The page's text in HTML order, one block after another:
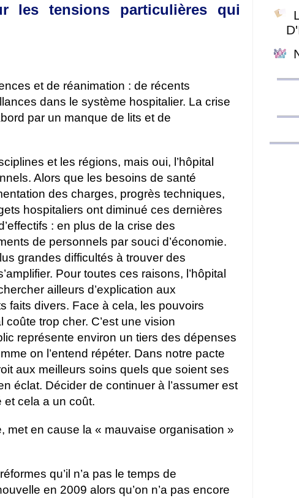
les tensions particulières qui
et de réanimation : de récents
dans le système hospitalier. La crise
par un manque de lits et de
et les régions, mais oui, l’hôpital
Alors que les besoins de santé
des charges, progrès techniques,
hospitaliers ont diminué ces dernières
: en plus de la crise des
de personnels par souci d’économie.
grandes difficultés à trouver des
Pour toutes ces raisons, l’hôpital
ailleurs d’explication aux
faits divers. Face à cela, les pouvoirs
trop cher. C’est une vision
représente environ un tiers des dépenses
on l’entend répéter. Dans notre pacte
aux meilleurs soins quels que soient ses
éclat. Décider de continuer à l’assumer est
et cela a un coût.
met en cause la « mauvaise organisation »
qu’il n’a pas le temps de
en 2009 alors qu’on n’a pas encore